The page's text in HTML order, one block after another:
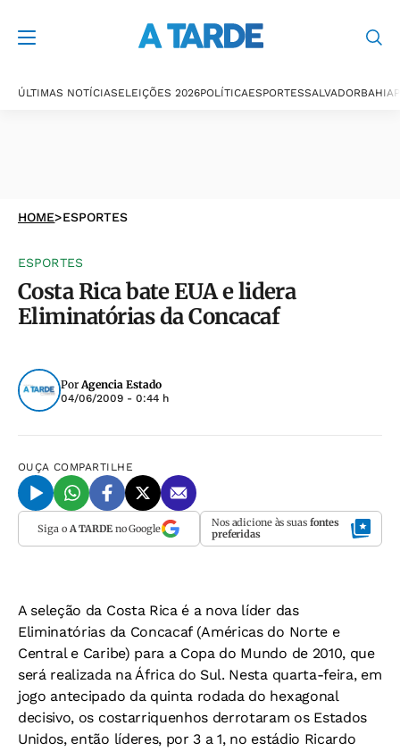
ÚLTIMAS NOTÍCIASELEIÇÕES 2026POLÍTICAESPORTESSALVADORBAHIA
HOME>ESPORTES
ESPORTES
Costa Rica bate EUA e lidera
Eliminatórias da Concacaf
PorAgencia Estado
04/06/2009 - 0:44 h
OUÇA COMPARTILHE
Siga o A TARDEno Google Nos adicione às suas fontes
preferidas
A seleção da Costa Rica é a nova líder das
Eliminatórias da Concacaf (Américas do Norte e
Central e Caribe) para a Copa do Mundo de 2010, que
será realizada na África do Sul. Nesta quarta-feira, em
jogo antecipado da quinta rodada do hexagonal
decisivo, os costarriquenhos derrotaram os Estados
Unidos, então líderes, por 3 a 1, no estádio Ricardo